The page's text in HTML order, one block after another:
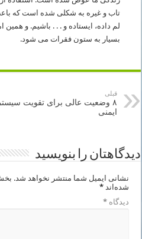
تاب و غیره به شکلی شده است که
لم داده، ایستاده و . . . باشیم. و همین
بسیار به ستون فقرات می ­شود.
قبلی
۸ وضعیت عالی برای تقویت
ایمنی
دیدگاهتان را بنویسید
نشانی ایمیل شما منتشر نخواهد شد.
شده‌اند*
دیدگاه*